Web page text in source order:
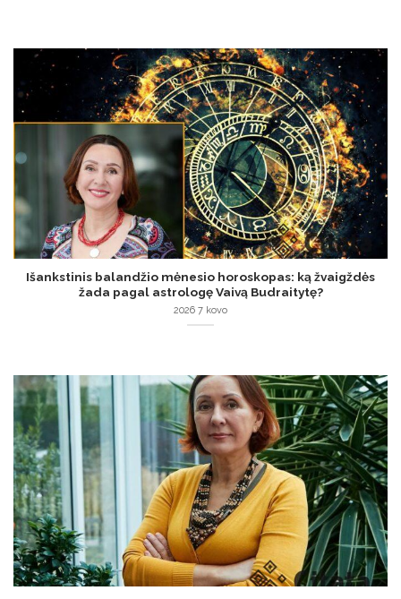
Išankstinis balandžio mėnesio horoskopas: ką žvaigždės
žada pagal astrologę Vaivą Budraitytę?
2026 7 kovo